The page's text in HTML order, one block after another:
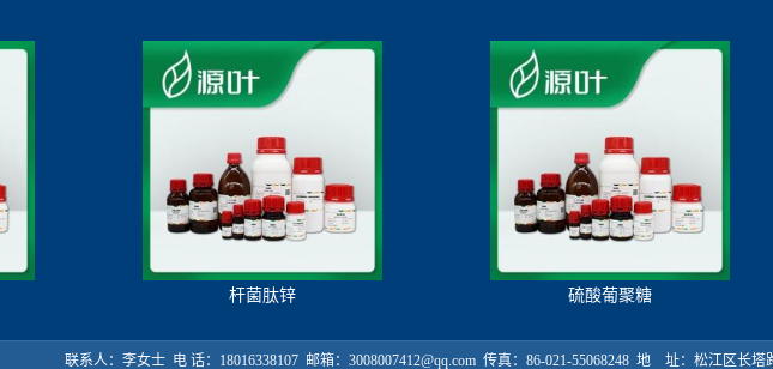
杆菌肽锌 硫酸葡聚糖
联系人：李女士 电 话：18016338107 邮箱：3008007412@qq.com 传真：86-021-55068248 地 址：松江区长塔